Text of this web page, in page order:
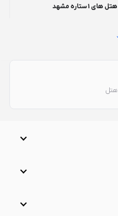
میدان احمدآباد
هتل های 1 ستاره مشهد